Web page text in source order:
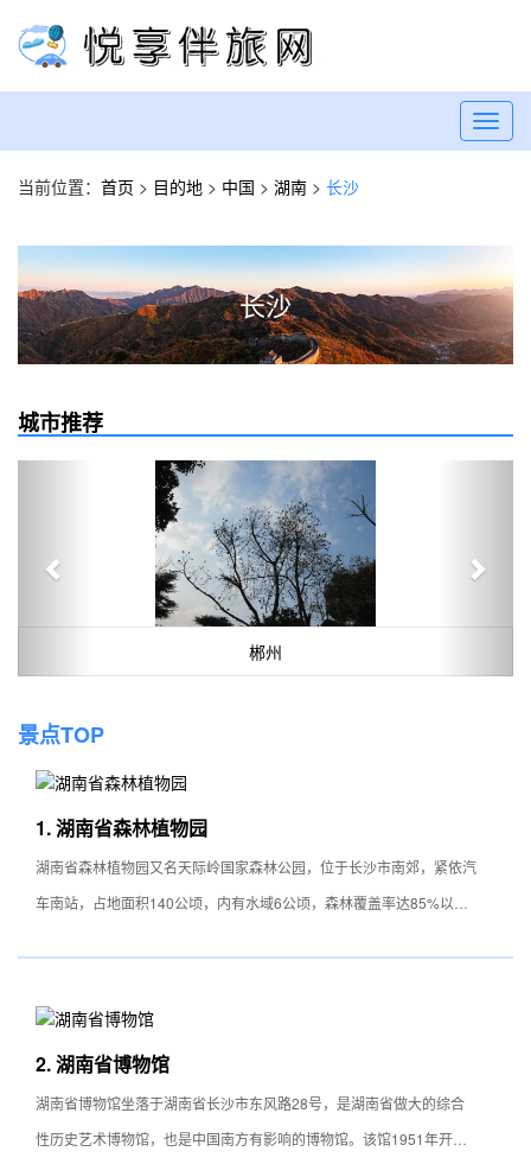
当前位置： 首页 > 目的地 > 中国 > 湖南 > 长沙
长沙
城市推荐
郴州
景点TOP
1. 湖南省森林植物园
湖南省森林植物园又名天际岭国家森林公园，位于长沙市南郊，紧依汽
车南站，占地面积140公顷，内有水域6公顷，森林覆盖率达85%以
特 色： 园内山明水秀，万木争春，空气清新，适宜于森林疗养和空气
地，又是科普旅游娱乐佳所
游玩线路： 园内辟有植物分类区、珍稀濒危植物区、药用植物区、观
赏植物区等10个区，共有森林植物1100多种和花卉果树品种1800多
2. 湖南省博物馆
湖南省博物馆坐落于湖南省长沙市东风路28号，是湖南省做大的综合
性历史艺术博物馆，也是中国南方有影响的博物馆。该馆1951年开始